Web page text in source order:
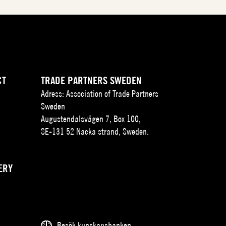
TRADE PARTNERS SWEDEN
Adress: Association of Trade Partners
Sweden
Augustendalsvägen 7, Box 100,
SE-131 52 Nacka strand, Sweden.